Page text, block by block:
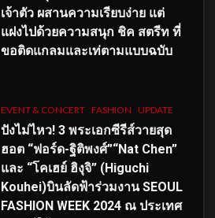
เจ้าตัว ผสานความเรียบง่าย แต่
แฝงไปด้วยความสนุก ชิค สตรีท ที่
ขอติดแกลมและเท่ตามแบบฉบับ
EVENT & CONCERT FASHION UPDATE
ปังไม่ไหว! 3 พระเอกซีรีส์วายสุด
ฮอต “ฟอร์ด-ฐิติพงศ์”“Nat Chen”
และ “โคเฮย์ ฮิงุจิ” (Higuchi
Kouhei)บินลัดฟ้าร่วมงาน SEOUL
FASHION WEEK 2024 ณ ประเทศ